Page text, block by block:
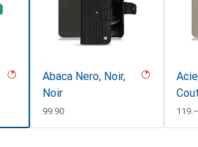
Abaca Nero, Noir,
Noir
CHF
99.90 CHF